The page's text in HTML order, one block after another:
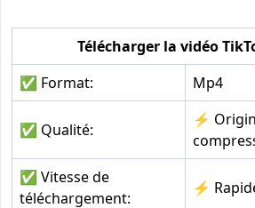
Télécharger la vidéo
✅ Format:
Mp4
✅ Qualité:
⚡
✅ Vitesse de
téléchargement:
⚡